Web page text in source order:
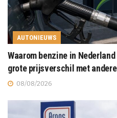
AUTONIEUWS
Waarom benzine in
grote prijsverschil met
08/08/2026